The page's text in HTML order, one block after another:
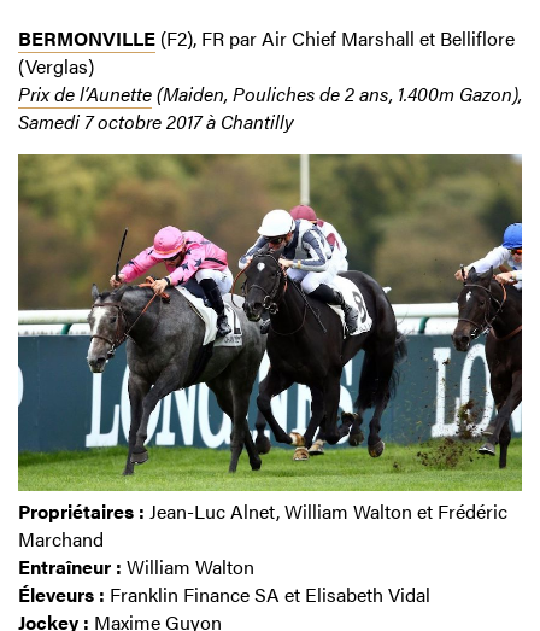
BERMONVILLE (F2), FR par Air Chief Marshall et Belliflore
(Verglas)
Prix de l’Aunette(Maiden, Pouliches de 2 ans, 1.400m Gazon),
Samedi 7 octobre 2017 à Chantilly
Propriétaires : Jean-Luc Alnet, William Walton et Frédéric
Marchand
Entraîneur : William Walton
Éleveurs : Franklin Finance SA et Elisabeth Vidal
Jockey : Maxime Guyon